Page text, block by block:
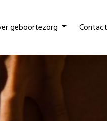
geboortezorg Contact